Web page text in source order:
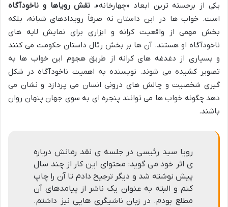
یکی از برجسته ترین ابعاد «چهارخانه»، نقش رویاها و ناخودآگاه
است. خواب ها در این داستان نه صرفاً رویدادهای شبانه، بلکه
بخش مهمی از واقعیت کرانه و ابزاری برای نمایش لایه های
ناخودآگاه او هستند. آن ها بر بخش رئال داستان حکومت می کنند
و بسیاری از دغدغه های کرانه از طریق هجوم این خواب ها به
تصویر کشیده می شوند. نویسنده به اهمیت ناخودآگاه در شکل
گیری شخصیت و چالش های درونی انسان می پردازد و نشان می
دهد چگونه خواب ها می توانند پنجره ای به سوی جهان پنهان روان
باشند.
رویا سید رئیسی در جلسه ی نقد رمانش درباره
ی اثر خود می گوید: محتوای این کار از چند سال
پیش نوشته شد و دیگر ترجیح دادم تا آن را چاپ
کنم و البته به عنوان یک ناشر از پیامدهای آن
مطلع بودم. در زبان ناشیگری هایی نیز داشتم.